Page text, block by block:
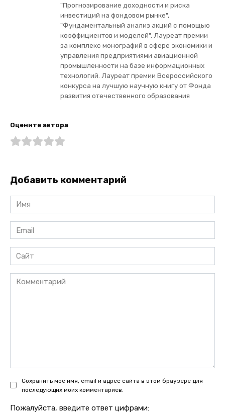
"Прогнозирование доходности и риска
инвестиций на фондовом рынке",
"Фундаментальный анализ акций с помощью
коэффициентов и моделей". Лауреат премии
за комплекс монографий в сфере экономики и
управления предприятиями авиационной
промышленности на базе информационных
технологий. Лауреат премии Всероссийского
конкурса на лучшую научную книгу от Фонда
развития отечественного образования
Оцените автора
Добавить комментарий
Имя
*
Email
*
Сайт
Комментарий
Сохранить моё имя, email и адрес сайта в этом браузере для
последующих моих комментариев.
Пожалуйста, введите ответ цифрами: